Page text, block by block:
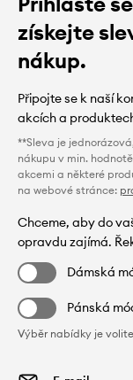
získejte
nákup.
Připojte se k naší
akcích a
**Sleva je
nákupu v min.
akcemi a některé
na webové stránce:
Chceme, aby do
opravdu zajímá.
Dámská
Pánská
Výběr nabídky je